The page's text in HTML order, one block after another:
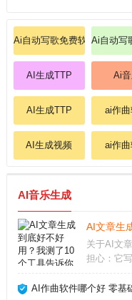
Ai自动写歌免费软件Ai自动写
AI生成TTP Ai
AI生成TTP ai作
AI生成视频 ai作
AI音乐生成
AI文章生
关于AI文
担心：它
使用，我
AI作曲软件哪个好 零基